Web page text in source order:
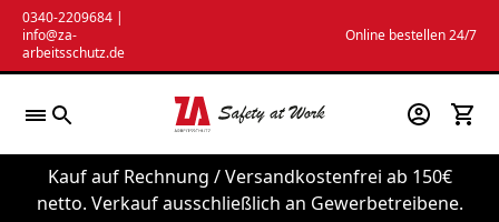
Zum
Inhalt
springen
0340-2209684 |
info@za-
arbeitsschutz.de
Online bestellen 24/7
Kauf auf Rechnung / Versandkostenfrei ab 150€
netto. Verkauf ausschließlich an Gewerbetreibene.